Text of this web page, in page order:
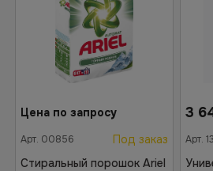
Цена по запросу
Арт. 00856
Под заказ
Стиральный порошок Ariel
3
Арт.